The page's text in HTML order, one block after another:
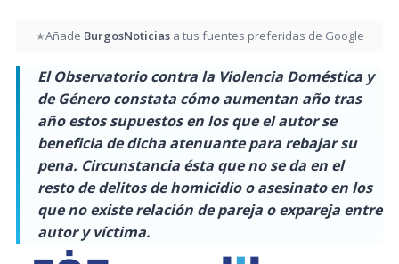
★Añade BurgosNoticiasa tus fuentes preferidas de Google
El Observatorio contra la Violencia Doméstica y
de Género constata cómo aumentan año tras
año estos supuestos en los que el autor se
beneficia de dicha atenuante para rebajar su
pena. Circunstancia ésta que no se da en el
resto de delitos de homicidio o asesinato en los
que no existe relación de pareja o expareja entre
autor y víctima.